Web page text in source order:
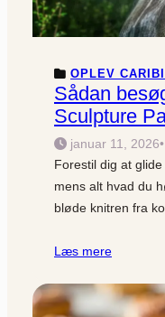
OPLEV
Sådan
Sculpture
januar 11, 2026•
Forestil dig at
mens alt hvad du
bløde knitren fra
Læs mere